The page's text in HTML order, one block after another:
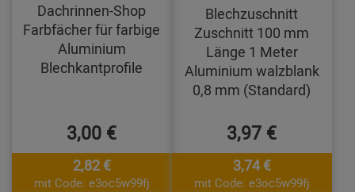
Dachrinnen-Shop
Farbfächer für farbige
Aluminium
Blechkantprofile
3,00 €
2,82 €
mit Code: e3oc5w99fj
Blechzuschnitt
Zuschnitt 100 mm
Länge 1 Meter
Aluminium walzblank
0,8 mm (Standard)
3,97 €
3,74 €
mit Code: e3oc5w99fj